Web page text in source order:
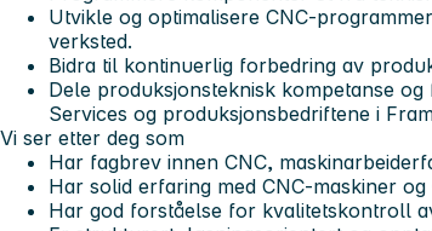
Utvikle og optimalisere CNC-
verksted.
Bidra til kontinuerlig forbedring av
Dele produksjonsteknisk kompetanse
Services og produksjonsbedriftene i
Vi ser etter deg som
Har fagbrev innen CNC,
Har solid erfaring med CNC-maskiner
Har god forståelse for kvalitetskontroll